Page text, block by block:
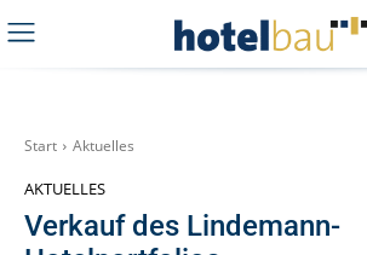
Start Aktuelles
AKTUELLES
Verkauf des Lindemann-